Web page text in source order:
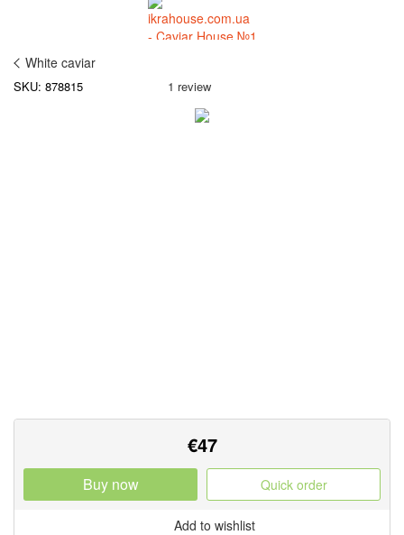
White caviar
SKU: 878815 1 review
€47
Buy now Quick order
Add to wishlist